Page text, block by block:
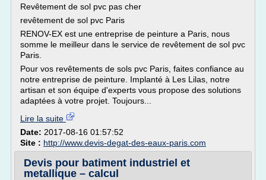
Revêtement de sol pvc pas cher
revêtement de sol pvc Paris
RENOV-EX est une entreprise de peinture a Paris, nous
somme le meilleur dans le service de revêtement de sol pvc
Paris.
Pour vos revêtements de sols pvc Paris, faites confiance au
notre entreprise de peinture. Implanté à Les Lilas, notre
artisan et son équipe d'experts vous propose des solutions
adaptées à votre projet. Toujours...
Lire la suite
Date: 2017-08-16 01:57:52
Site : http://www.devis-degat-des-eaux-paris.com
Devis pour batiment industriel et
metallique – calcul